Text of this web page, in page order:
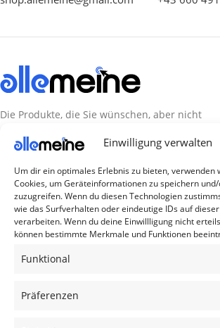
Einwilligung verwalten
Um dir ein optimales Erlebnis zu bieten, verwenden
Cookies, um Geräteinformationen zu speichern
zuzugreifen. Wenn du diesen Technologien
wie das Surfverhalten oder eindeutige IDs auf
verarbeiten. Wenn du deine Einwillligung nicht
können bestimmte Merkmale und Funktionen
Funktional
Präferenzen
Die Produkte, die Sie wünschen, aber nicht
Welt hier.
Abonnieren Sie uns
Kategorien
Handy Zubehör